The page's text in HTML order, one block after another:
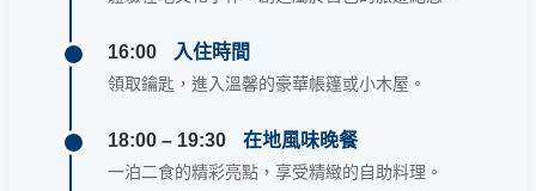
16:00 入住時間
領取鑰匙，進入溫馨的豪華帳篷或小木屋。
18:00 – 19:30 在地風味晚餐
一泊二食的精彩亮點，享受精緻的自助料理。